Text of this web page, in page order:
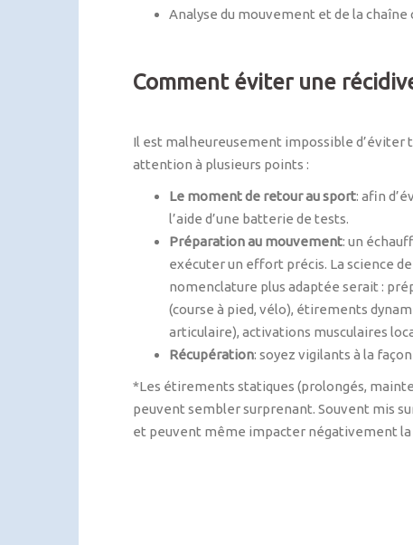
Analyse du mouvement et de la chaîne
Comment éviter une
Il est malheureusement impossible d’éviter
attention à plusieurs points :
Le moment de retour au sport: afin
l’aide d’une batterie de tests.
Préparation au mouvement: un
exécuter un effort précis. La science
nomenclature plus adaptée serait :
(course à pied, vélo), étirements
articulaire), activations musculaires
Récupération: soyez vigilants à la
*Les étirements statiques (prolongés,
peuvent sembler surprenant. Souvent mis
et peuvent même impacter négativement